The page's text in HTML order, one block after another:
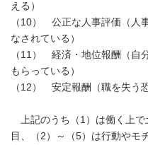
える）
（10） 公正な人事評価（人
なされている）
（11） 経済・地位報酬（自
もらっている）
（12） 安定報酬（職を失う
上記のうち（1）は働く上で
目、（2）～（5）は行動やモ